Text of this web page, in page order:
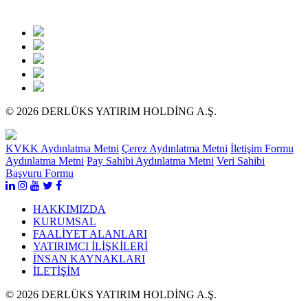
© 2026 DERLÜKS YATIRIM HOLDİNG A.Ş.
KVKK Aydınlatma Metni Çerez Aydınlatma Metni İletişim Formu
Aydınlatma Metni Pay Sahibi Aydınlatma Metni Veri Sahibi
Başvuru Formu
HAKKIMIZDA
KURUMSAL
FAALİYET ALANLARI
YATIRIMCI İLİŞKİLERİ
İNSAN KAYNAKLARI
İLETİŞİM
© 2026 DERLÜKS YATIRIM HOLDİNG A.Ş.